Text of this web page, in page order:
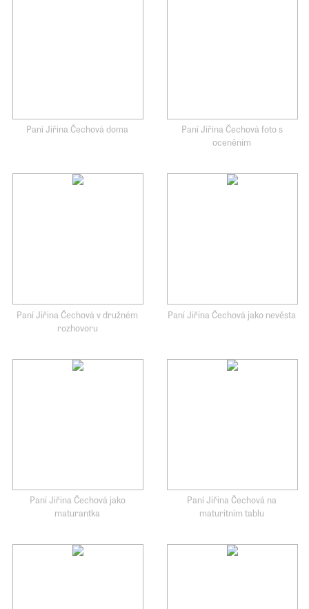
Paní Jiřina Čechová doma
Paní Jiřina Čechová foto s
oceněním
Paní Jiřina Čechová v družném
rozhovoru
Paní Jiřina Čechová jako nevěsta
Paní Jiřina Čechová jako
maturantka
Paní Jiřina Čechová na
maturitním tablu